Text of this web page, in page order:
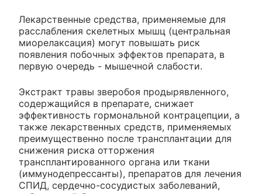
Лекарственные средства, применяемые для
расслабления скелетных мышц (центральная
миорелаксация) могут повышать риск
появления побочных эффектов препарата, в
первую очередь - мышечной слабости.
Экстракт травы зверобоя продырявленного,
содержащийся в препарате, снижает
эффективность гормональной контрацепции, а
также лекарственных средств, применяемых
преимущественно после трансплантации для
снижения риска отторжения
трансплантированного органа или ткани
(иммунодепрессанты), препаратов для лечения
СПИД, сердечно-сосудистых заболеваний,